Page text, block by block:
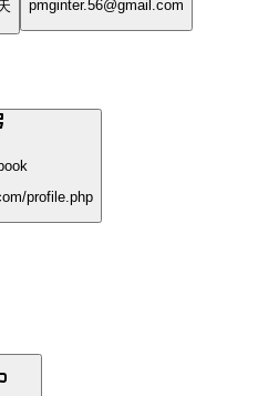
pmginter.56@gmail.com
profile.php